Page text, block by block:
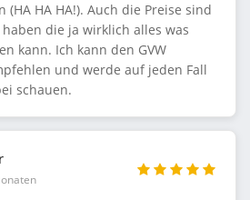
(HA HA HA!). Auch die Preise sind
die ja wirklich alles was
kann. Ich kann den GVW
und werde auf jeden Fall
schauen.